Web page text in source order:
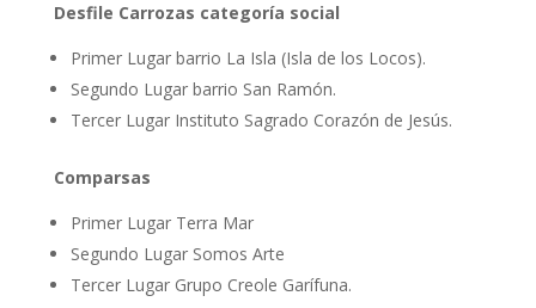
Desfile Carrozas categoría social
Primer Lugar barrio La Isla (Isla de los Locos).
Segundo Lugar barrio San Ramón.
Tercer Lugar Instituto Sagrado Corazón de Jesús.
Comparsas
Primer Lugar Terra Mar
Segundo Lugar Somos Arte
Tercer Lugar Grupo Creole Garífuna.